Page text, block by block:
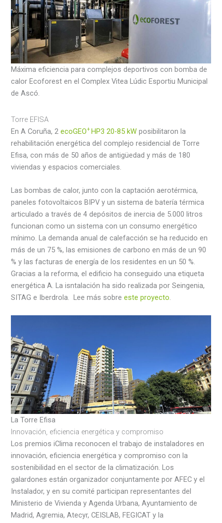
Máxima eficiencia para complejos deportivos con bomba de
calor Ecoforest en el Complex Vitea Lúdic Esportiu Municipal
de Ascó.
Torre EFISA
En A Coruña, 2ecoGEO+HP3 20-85 kW posibilitaron la
rehabilitación energética del complejo residencial de Torre
Efisa, con más de 50 años de antigüedad y más de 180
viviendas y espacios comerciales.
Las bombas de calor, junto con la captación aerotérmica,
paneles fotovoltaicos BIPV y un sistema de batería térmica
articulado a través de 4 depósitos de inercia de 5.000 litros
funcionan como un sistema con un consumo energético
mínimo. La demanda anual de calefacción se ha reducido en
más de un 75 %, las emisiones de carbono en más de un 90
% y las facturas de energía de los residentes en un 50 %.
Gracias a la reforma, el edificio ha conseguido una etiqueta
energética A. La isntalación ha sido realizada por Seingenia,
SITAG e Iberdrola. Lee más sobreeste proyecto.
La Torre Efisa
Innovación, eficiencia energética y compromiso
Los premios iClima reconocen el trabajo de instaladores en
innovación, eficiencia energética y compromiso con la
sostenibilidad en el sector de la climatización. Los
galardones están organizador conjuntamente por AFEC y el
Instalador, y en su comité participan representantes del
Ministerio de Vivienda y Agenda Urbana, Ayuntamiento de
Madrid, Agremia, Atecyr, CEISLAB, FEGICAT y la